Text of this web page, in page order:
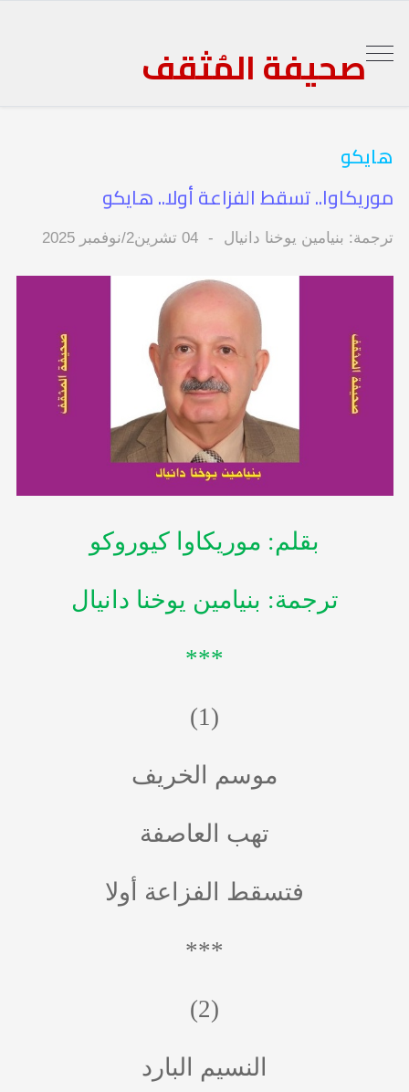
صحيفة المُثقف
هايكو
موريكاوا.. تسقط الفزاعة أولا.. هايكو
ترجمة: بنيامين يوخنا دانيال 04 تشرين2/نوفمبر 2025
بقلم: موريكاوا كيوروكو
ترجمة: بنيامين يوخنا دانيال
***
(1)
موسم الخريف
تهب العاصفة
فتسقط الفزاعة أولا
***
(2)
النسيم البارد